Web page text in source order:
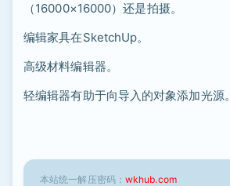
（16000×16000）还是拍摄。
编辑家具在SketchUp。
高级材料编辑器。
轻编辑器有助于向导入的对象添加光源。
本站统一解压密码： wkhub.com